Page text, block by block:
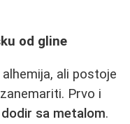
od gline
ali postoje
Prvo i
sa metalom.